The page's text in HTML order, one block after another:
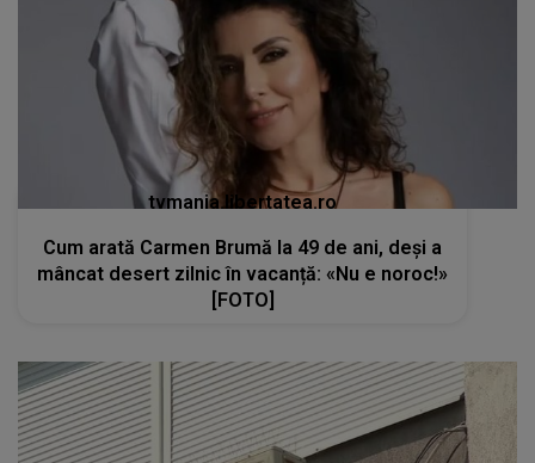
tvmania.libertatea.ro
Cum arată Carmen Brumă la 49 de ani, deși a
mâncat desert zilnic în vacanță: «Nu e noroc!»
[FOTO]